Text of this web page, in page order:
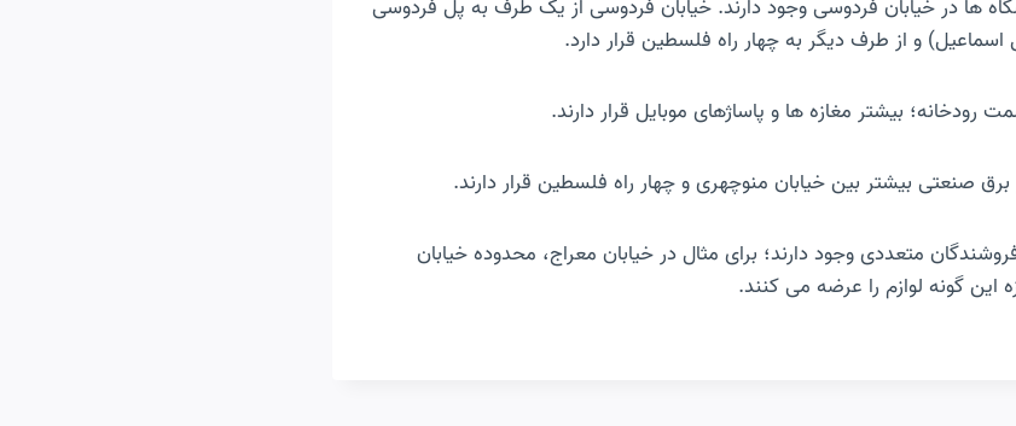
ها در خیابان فردوسی وجود دارند. خیابان فردوسی از یک طرف به پل فردوسی
اسماعیل) و از طرف دیگر به چهار راه فلسطین قرار دارد.
رودخانه؛ بیشتر مغازه ها و پاساژهای موبایل قرار دارند.
صنعتی بیشتر بین خیابان منوچهری و چهار راه فلسطین قرار دارند.
متعددی وجود دارند؛ برای مثال در خیابان معراج، محدوده خیابان
این گونه لوازم را عرضه می کنند.